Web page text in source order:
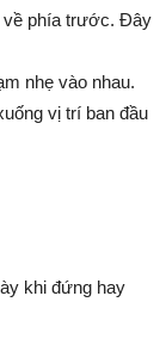
về phía trước. Đây
nhẹ vào nhau.
vị trí ban đầu
khi đứng hay